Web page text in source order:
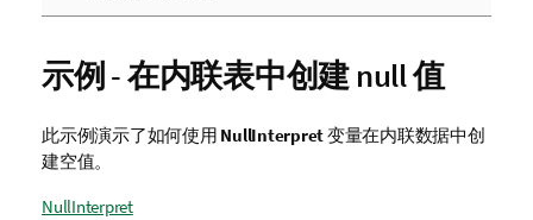
示例 - 在内联表中创建 null 值
此示例演示了如何使用 NullInterpret变量在内联数据中创
建空值。
NullInterpret